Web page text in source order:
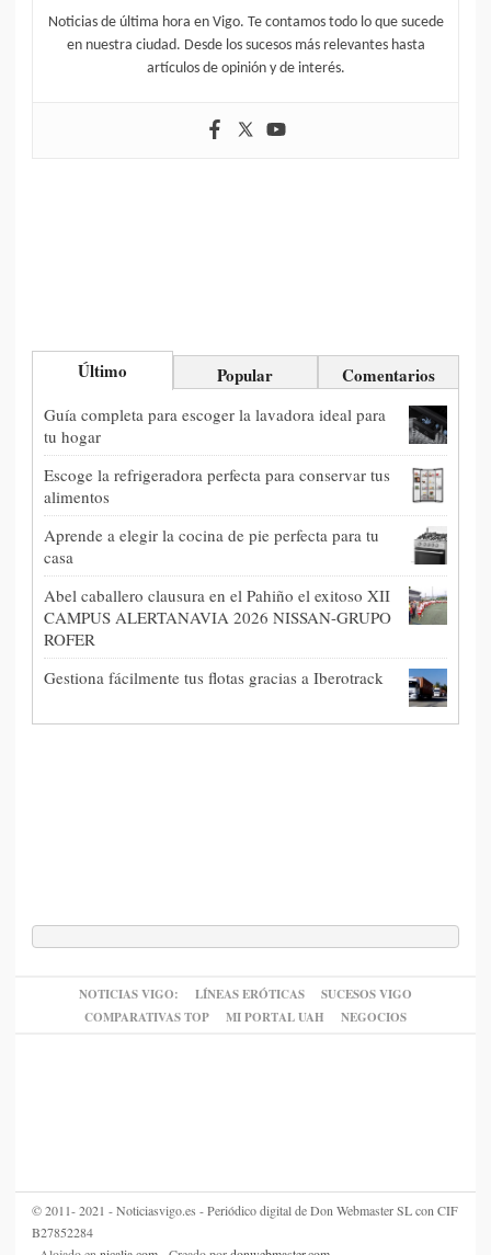
Noticias de última hora en Vigo. Te contamos todo lo que sucede
en nuestra ciudad. Desde los sucesos más relevantes hasta
artículos de opinión y de interés.
Último Popular Comentarios
Guía completa para escoger la lavadora ideal para
tu hogar
Escoge la refrigeradora perfecta para conservar tus
alimentos
Aprende a elegir la cocina de pie perfecta para tu
casa
Abel caballero clausura en el Pahiño el exitoso XII
CAMPUS ALERTANAVIA 2026 NISSAN-GRUPO
ROFER
Gestiona fácilmente tus flotas gracias a Iberotrack
NOTICIAS VIGO: LÍNEAS ERÓTICAS
SUCESOS VIGO
COMPARATIVAS TOP
MI PORTAL UAH NEGOCIOS
© 2011- 2021 - Noticiasvigo.es - Periódico digital de Don Webmaster SL con CIF
B27852284